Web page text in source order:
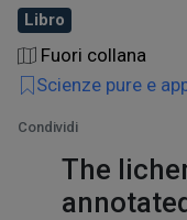
Libro
Fuori collana
Scienze pure e
Condividi
The